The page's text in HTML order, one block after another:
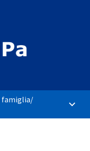
famiglia/
Main